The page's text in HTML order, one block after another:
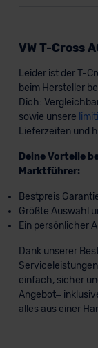
VW T-Cross
Leider ist der T-
beim Hersteller
Dich:
sowie unsere
Lieferzeiten und
Deine Vorteile
Marktführer:
Bestpreis
Größte Auswahl
Ein persönlicher
Dank unserer
einfach, sicher
Angebot–
alles aus einer